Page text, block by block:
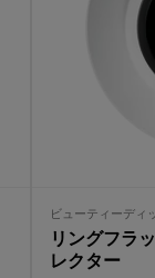
ビューティーディ
リングフラ
レクター